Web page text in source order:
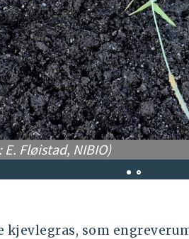
E. Fløistad, NIBIO)
kjevlegras, som